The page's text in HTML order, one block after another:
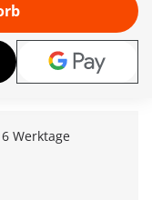
Eisland, der
dass dieser
Werktage